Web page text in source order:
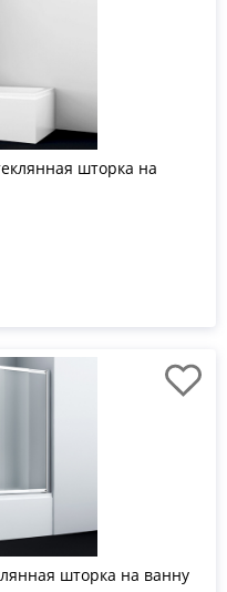
шторка на
шторка на ванну